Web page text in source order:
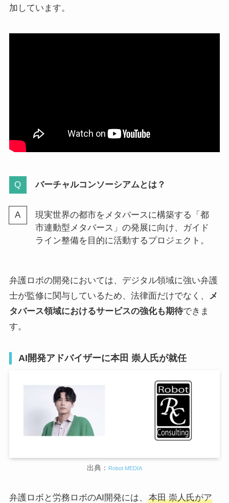
加しています。
バーチャルコンソーシアムとは？
現実世界の都市をメタバースに構築する「都
市連動型メタバース」の発展に向け、ガイド
ライン整備を目的に活動するプロジェクト。
弁護ロボの開発においては、デジタル領域に強い弁護
士が監修に関与しているため、法律面だけでなく、 メ
タバース領域におけるサービスの強化も期待できま
す。
AI開発アドバイザーに本田 崇人氏が就任
出典： Robot MEDIA
弁護ロボと労務ロボのAI開発には、
本田 崇人氏がア